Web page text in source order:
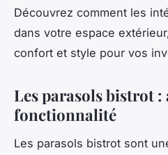
Découvrez comment les
dans votre espace
confort et style pour vos
Les parasols bistrot
fonctionnalité
Les parasols bistrot sont